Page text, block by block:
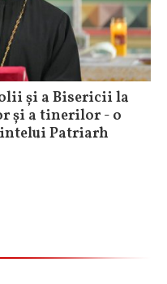
și a Bisericii la
și a tinerilor - o
Patriarh